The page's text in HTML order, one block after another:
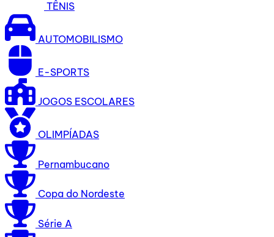
TÊNIS
AUTOMOBILISMO
E-SPORTS
JOGOS ESCOLARES
OLIMPÍADAS
Pernambucano
Copa do Nordeste
Série A